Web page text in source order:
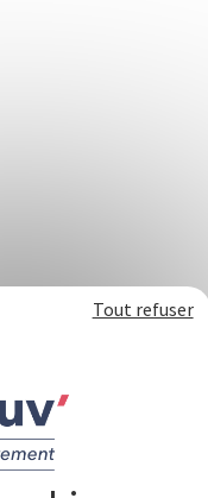
bornes de
et à
est globale
de
Tout refuser